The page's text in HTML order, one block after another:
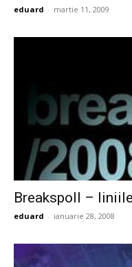
eduard - martie 11, 2009
Breakspoll –
eduard - ianuarie 28, 2008